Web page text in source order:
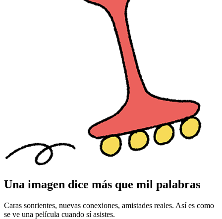
Una imagen dice más que mil palabras
Caras sonrientes, nuevas conexiones, amistades reales. Así es como
se ve una película cuando sí asistes.